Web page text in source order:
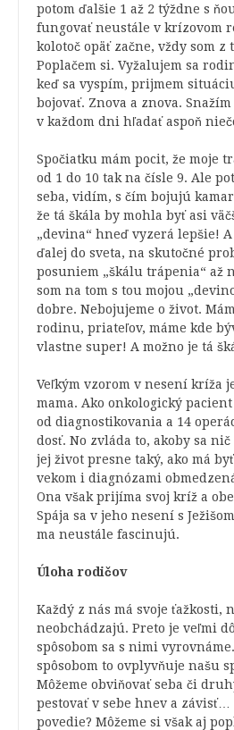
potom ďalšie 1 až 2 týždne s
fungovať neustále v krízovom
kolotoč opäť začne, vždy som z
Poplačem si. Vyžalujem sa
keď sa vyspím, prijmem
bojovať. Znova a znova.
v každom dni hľadať aspoň
Spočiatku mám pocit, že moje
od 1 do 10 tak na čísle 9. Ale
seba, vidím, s čím bojujú
že tá škála by mohla byť asi
„devina“ hneď vyzerá lepšie!
ďalej do sveta, na skutočné
posuniem „škálu trápenia“ až
som na tom s tou mojou
dobre. Nebojujeme o život.
rodinu, priateľov, máme kde
vlastne super! A možno je tá
Veľkým vzorom v nesení kríža
mama. Ako onkologický
od diagnostikovania a 14
dosť. No zvláda to, akoby sa
jej život presne taký, ako má
vekom i diagnózami
Ona však prijíma svoj kríž a
Spája sa v jeho nesení s
ma neustále fascinujú.
Úloha rodičov
Každý z nás má svoje ťažkosti,
neobchádzajú. Preto je veľmi
spôsobom sa s nimi
spôsobom to ovplyvňuje našu
Môžeme obviňovať seba či
pestovať v sebe hnev a závisť…
povedie? Môžeme si však aj